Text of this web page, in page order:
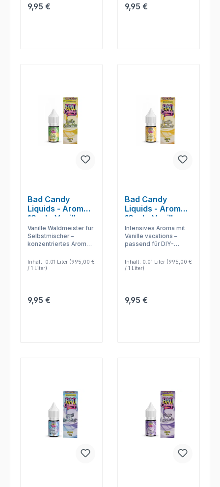
Regulärer Preis:
9,95 € Regulärer Preis:
9,95 €
Bad Candy
Liquids - Aromen
10 ml - Vanilla
Waldmeister
Vanille Waldmeister für
Selbstmischer –
konzentriertes Aroma
Kombination mit Base
und Nikotinshot.
Inhalt: 0.01 Liter (995,00 €
/ 1 Liter)
Regulärer Preis:
9,95 €
Bad Candy
Liquids - Aromen
10 ml - Vanilla
Vacations
Intensives Aroma mit
Vanille vacations –
passend für DIY-
Mischungen und
individuelle Dosierung.
Inhalt: 0.01 Liter (995,00 €
/ 1 Liter)
Regulärer Preis:
9,95 €